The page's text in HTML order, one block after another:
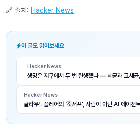
🔗 출처: Hacker News
이 글도 읽어보세요
Hacker News
생명은 지구에서 두 번 탄생했나 — 세균과 고세
Hacker News
클라우드플레어의 '킷서프', 사람이 아닌 AI 에이전